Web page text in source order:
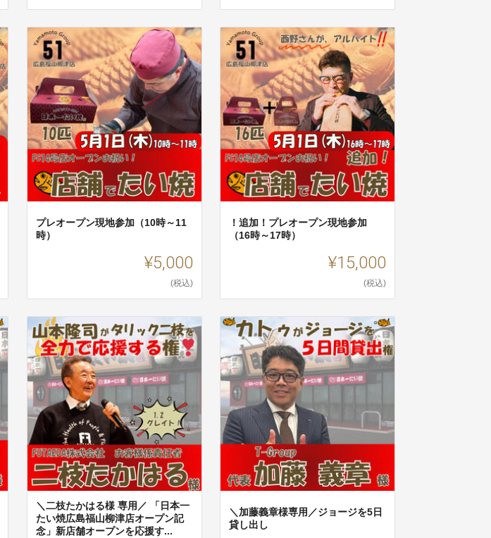
プレオープン現地参加（10時～11
時）
¥5,000
(税込)
！追加！プレオープン現地参加
（16時～17時）
¥15,000
(税込)
＼二枝たかはる様 専用／ 「日本一
たい焼広島福山柳津店オープン記
念」新店舗オープンを応援す...
＼加藤義章様専用／ジョージを5日
貸し出し